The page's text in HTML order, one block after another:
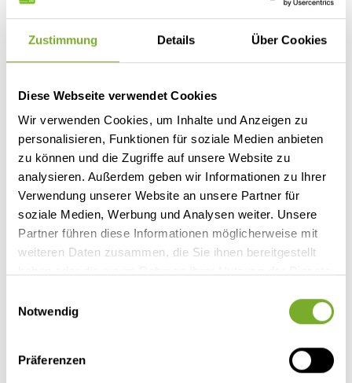
Zustimmung Details Über Cookies
Diese Webseite verwendet Cookies
Wir verwenden Cookies, um Inhalte und Anzeigen zu
personalisieren, Funktionen für soziale Medien anbieten
zu können und die Zugriffe auf unsere Website zu
analysieren. Außerdem geben wir Informationen zu Ihrer
Verwendung unserer Website an unsere Partner für
soziale Medien, Werbung und Analysen weiter. Unsere
Partner führen diese Informationen möglicherweise mit
weiteren Daten zusammen, die Sie ihnen bereitgestellt
Notwendig
Präferenzen
TOP-Ausstattung versehen:
Truma CP Plus Bedienteil für Heizung
Doppel DIN Radio mit DAB+
Rahmenfenster mit Multifunktionrollos
Ausstellfenster Waschraum (Milchglas)
Citroën Jumper 35 2,2 l Blue HDI, Gesamtgewicht
3.500 kg (121 kw/165 PS)
Fahrradträger (inkludiert im Kaufpreis - wird durch uns
Markise (inkludiert im Kaufpreis - wird durch uns